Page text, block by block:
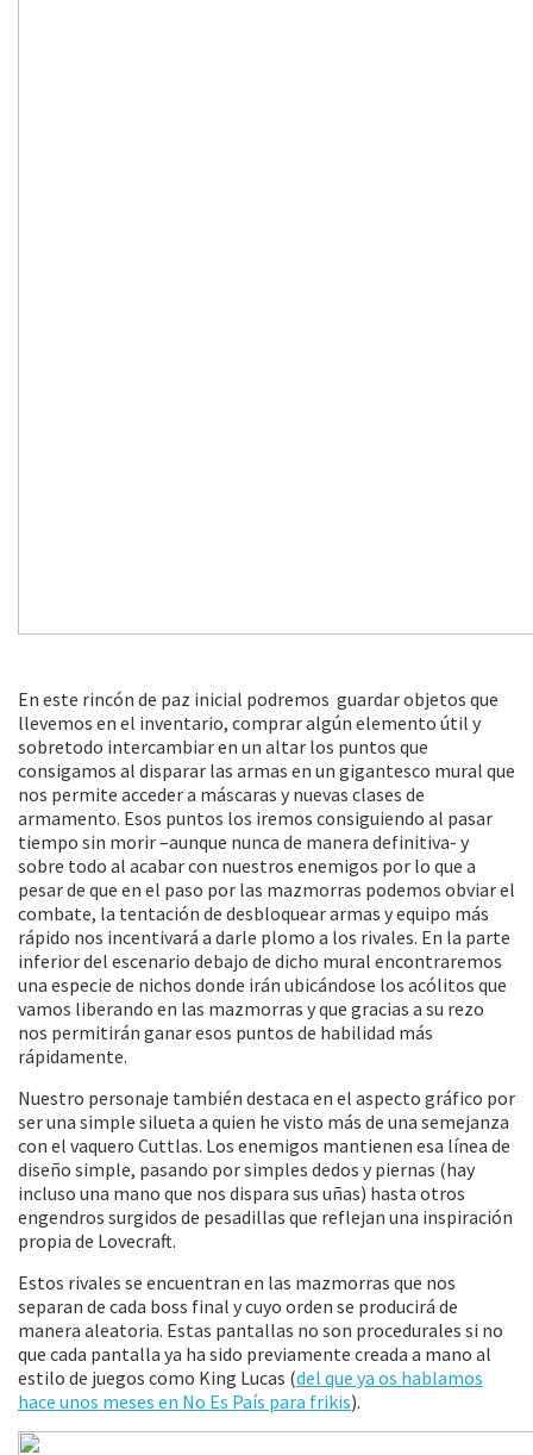
En este rincón de paz inicial podremos guardar objetos que
llevemos en el inventario, comprar algún elemento útil y
sobretodo intercambiar en un altar los puntos que
consigamos al disparar las armas en un gigantesco mural que
nos permite acceder a máscaras y nuevas clases de
armamento. Esos puntos los iremos consiguiendo al pasar
tiempo sin morir –aunque nunca de manera definitiva- y
sobre todo al acabar con nuestros enemigos por lo que a
pesar de que en el paso por las mazmorras podemos obviar el
combate, la tentación de desbloquear armas y equipo más
rápido nos incentivará a darle plomo a los rivales. En la parte
inferior del escenario debajo de dicho mural encontraremos
una especie de nichos donde irán ubicándose los acólitos que
vamos liberando en las mazmorras y que gracias a su rezo
nos permitirán ganar esos puntos de habilidad más
rápidamente.
Nuestro personaje también destaca en el aspecto gráfico por
ser una simple silueta a quien he visto más de una semejanza
con el vaquero Cuttlas. Los enemigos mantienen esa línea de
diseño simple, pasando por simples dedos y piernas (hay
incluso una mano que nos dispara sus uñas) hasta otros
engendros surgidos de pesadillas que reflejan una inspiración
propia de Lovecraft.
Estos rivales se encuentran en las mazmorras que nos
separan de cada boss final y cuyo orden se producirá de
manera aleatoria. Estas pantallas no son procedurales si no
que cada pantalla ya ha sido previamente creada a mano al
estilo de juegos como King Lucas (del que ya os hablamos
hace unos meses en No Es País para frikis).